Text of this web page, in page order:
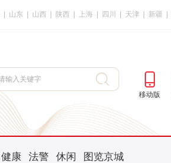
山东 山西 陕西 上海 四川 天津 新疆
移动版
健康 法警 休闲 图览京城